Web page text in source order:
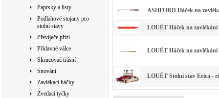
Paprsky a listy
Podlahové stojany pro
stolní stavy
Převíječe přízí
Přídavné válce
Skrucovač třásní
Snování
Zavlékací háčky
Zvedací tyčky
ASHFORD Háček na
LOUËT Háček na
LOUËT Háček na zavlékání
LOUËT Stolní stav Erica -